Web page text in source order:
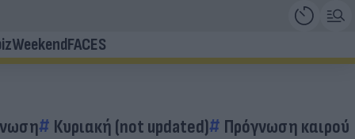
WeekendFACES
Κυριακή (not updated) Πρόγνωση καιρού